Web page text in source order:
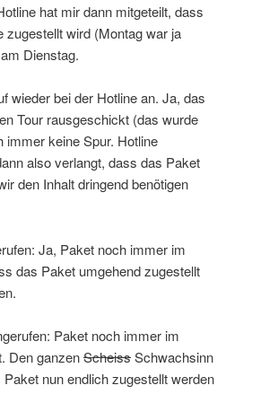
hat mir dann mitgeteilt, dass
wird (Montag war ja
Dienstag.
wieder bei der Hotline an. Ja, das
Tour rausgeschickt (das wurde
keine Spur. Hotline
also verlangt, dass das Paket
den Inhalt dringend benötigen
Ja, Paket noch immer im
das Paket umgehend zugestellt
Paket noch immer im
Den ganzenScheissSchwachsinn
nun endlich zugestellt werden